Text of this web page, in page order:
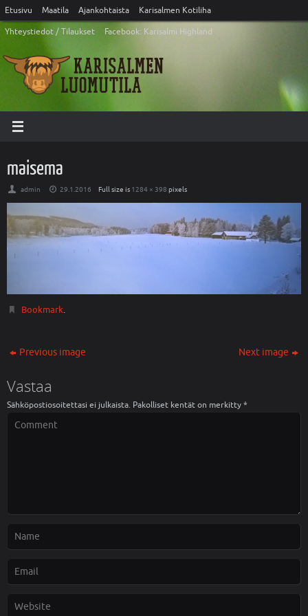
Etusivu Maatila Ajankohtaista
Karisalmen Kotiliha
Yhteystiedot / Tilaukset
Facebook: Karisalmi Highland
maisema
admin 29.1.2016 Full size is 1284 × 398 pixels
Bookmark.
Previous image Next image
Vastaa
Sähköpostiosoitettasi ei julkaista. Pakolliset kentät on merkitty*